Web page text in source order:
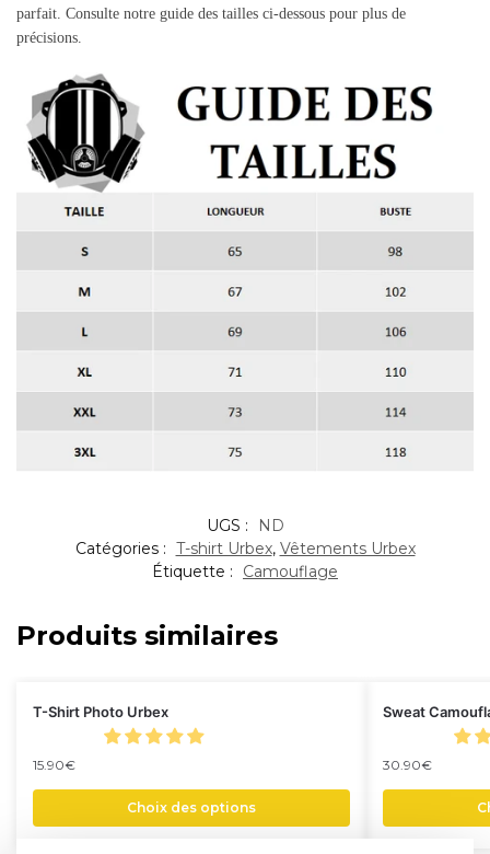
parfait. Consulte notre guide des tailles ci-dessous pour plus de
précisions.
UGS :
ND
Catégories : T-shirt Urbex, Vêtements Urbex
Étiquette :
Camouflage
Produits similaires
T-Shirt Photo Urbex
15.90€
Choix des options
Sweat
30.90€